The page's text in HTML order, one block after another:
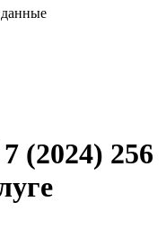
(2024) 256